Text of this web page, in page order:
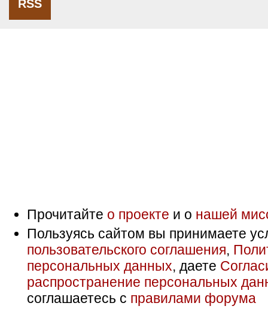
RSS
Прочитайте о проекте и о нашей
Пользуясь сайтом вы принимаете
пользовательского соглашения,
персональных данных, даете
распространение персональных
соглашаетесь с правилами форума